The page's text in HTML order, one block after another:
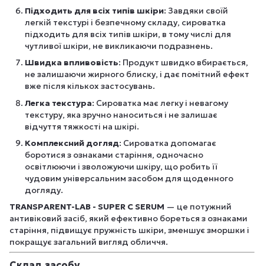
Підходить для всіх типів шкіри: Завдяки своїй
легкій текстурі і безпечному складу, сироватка
підходить для всіх типів шкіри, в тому числі для
чутливої шкіри, не викликаючи подразнень.
Швидка впливовість: Продукт швидко вбирається,
не залишаючи жирного блиску, і дає помітний ефект
вже після кількох застосувань.
Легка текстура: Сироватка має легку і невагому
текстуру, яка зручно наноситься і не залишає
відчуття тяжкості на шкірі.
Комплексний догляд: Сироватка допомагає
боротися з ознаками старіння, одночасно
освітлюючи і зволожуючи шкіру, що робить її
чудовим універсальним засобом для щоденного
догляду.
TRANSPARENT-LAB - SUPER C SERUM — це потужний
антивіковий засіб, який ефективно бореться з ознаками
старіння, підвищує пружність шкіри, зменшує зморшки і
покращує загальний вигляд обличчя.